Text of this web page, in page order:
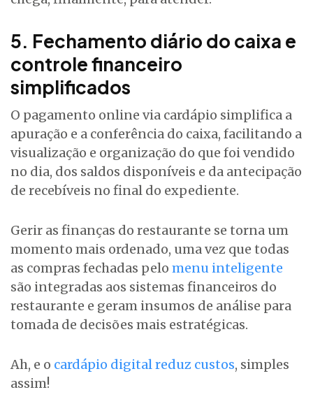
5. Fechamento diário do caixa e
controle financeiro
simplificados
O pagamento online via cardápio simplifica a
apuração e a conferência do caixa, facilitando a
visualização e organização do que foi vendido
no dia, dos saldos disponíveis e da antecipação
de recebíveis no final do expediente.
Gerir as finanças do restaurante se torna um
momento mais ordenado, uma vez que todas
as compras fechadas pelo menu inteligente
são integradas aos sistemas financeiros do
restaurante e geram insumos de análise para
tomada de decisões mais estratégicas.
Ah, e o cardápio digital reduz custos, simples
assim!